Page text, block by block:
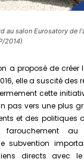
au salon Eurosatory de
2014)
a proposé de créer
elle a suscité
cette
pas vers une plus
et des politiques
farouchement au
subvention
directs avec le